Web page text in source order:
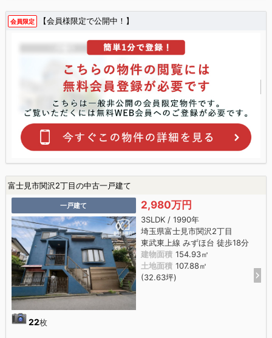
会員限定 【会員様限定で公開中！】
富士見市関沢2丁目の中古一戸建て
一戸建て
22枚
2,980万円
3SLDK / 1990年
埼玉県富士見市関沢2丁目
東武東上線 みずほ台 徒歩18分
建物面積 154.93㎡
土地面積 107.88㎡
(32.63坪)